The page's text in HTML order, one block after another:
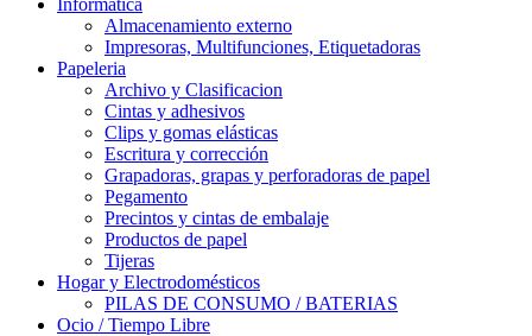
Informatica
Almacenamiento externo
Impresoras, Multifunciones, Etiquetadoras
Papeleria
Archivo y Clasificacion
Cintas y adhesivos
Clips y gomas elásticas
Escritura y corrección
Grapadoras, grapas y perforadoras de papel
Pegamento
Precintos y cintas de embalaje
Productos de papel
Tijeras
Hogar y Electrodomésticos
PILAS DE CONSUMO / BATERIAS
Ocio / Tiempo Libre